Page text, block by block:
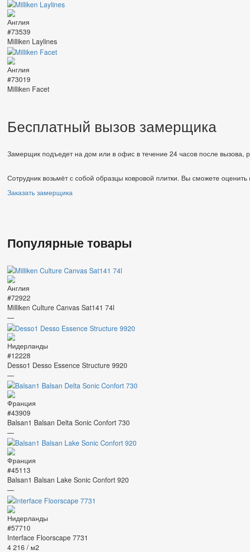
#73539
Milliken Laylines
#73019
Milliken Facet
Бесплатный вызов замерщика
Замерщик подъедет на дом или в офис в течение 24 часов после вызова,
Сотрудник возьмёт с собой образцы ковровой плитки. Вы сможете оценить
Заказать замерщика
Популярные товары
#72922
Milliken Culture Canvas Sat141 74l
—
#12228
Desso1 Desso Essence Structure 9920
—
#43909
Balsan1 Balsan Delta Sonic Confort 730
—
#45113
Balsan1 Balsan Lake Sonic Confort 920
—
#57710
Interface Floorscape 7731
4 216 / м2